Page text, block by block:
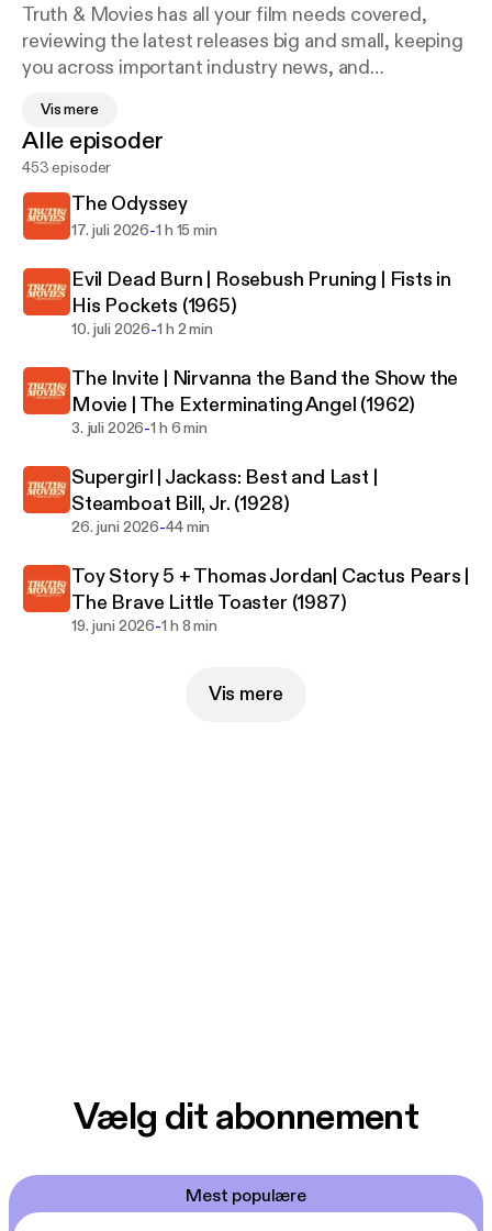
Truth & Movies has all your film needs covered,
reviewing the latest releases big and small, keeping
you across important industry news, and
Truth & Movies Film Club. All brought to you by the
people behind Little White Lies, the world's most
beautiful film magazine. email:
truthandmovies@tcolondon.comtwitter:
@LWLieswww.lwlies.com Hosted on Acast. See
Vis mere
Alle episoder
453 episoder
The Odyssey
17. juli 2026-1 h 15 min
Evil Dead Burn | Rosebush Pruning | Fists in
His Pockets (1965)
10. juli 2026-1 h 2 min
The Invite | Nirvanna the Band the Show the
Movie | The Exterminating Angel (1962)
3. juli 2026-1 h 6 min
Supergirl | Jackass: Best and Last |
Steamboat Bill, Jr. (1928)
26. juni 2026-44 min
Toy Story 5 + Thomas Jordan| Cactus Pears |
The Brave Little Toaster (1987)
19. juni 2026-1 h 8 min
Vis mere
Vælg dit abonnement
Mest populære